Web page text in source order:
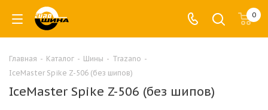
0
Главная - Каталог - Шины - Trazano -
IceMaster Spike Z-506 (без шипов)
IceMaster Spike Z-506 (без шипов)